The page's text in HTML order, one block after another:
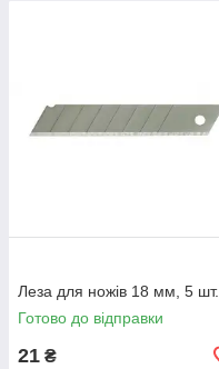
Леза для ножів 18 мм, 5 шт.
Готово до відправки
21 ₴